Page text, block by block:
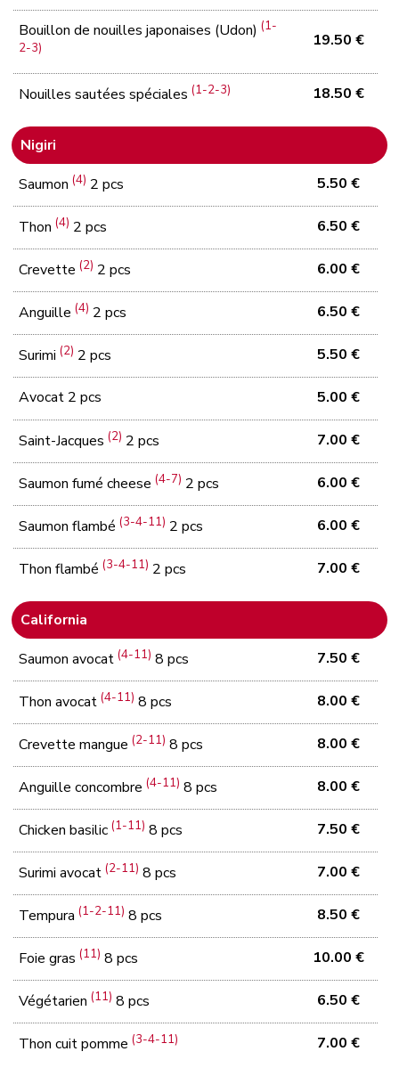
Bouillon de nouilles japonaises (Udon)(1-
2-3)
19.50 €
Nouilles sautées spéciales(1-2-3) 18.50 €
Nigiri
Saumon(4) 2 pcs 5.50 €
Thon(4) 2 pcs 6.50 €
Crevette(2) 2 pcs 6.00 €
Anguille(4) 2 pcs 6.50 €
Surimi(2) 2 pcs 5.50 €
Avocat 2 pcs 5.00 €
Saint-Jacques(2) 2 pcs 7.00 €
Saumon fumé cheese(4-7) 2 pcs 6.00 €
Saumon flambé(3-4-11) 2 pcs 6.00 €
Thon flambé(3-4-11) 2 pcs 7.00 €
California
Saumon avocat(4-11) 8 pcs 7.50 €
Thon avocat(4-11) 8 pcs 8.00 €
Crevette mangue(2-11) 8 pcs 8.00 €
Anguille concombre(4-11) 8 pcs 8.00 €
Chicken basilic(1-11) 8 pcs 7.50 €
Surimi avocat(2-11) 8 pcs 7.00 €
Tempura(1-2-11) 8 pcs 8.50 €
Foie gras(11) 8 pcs 10.00 €
Végétarien(11) 8 pcs 6.50 €
Thon cuit pomme(3-4-11) 7.00 €